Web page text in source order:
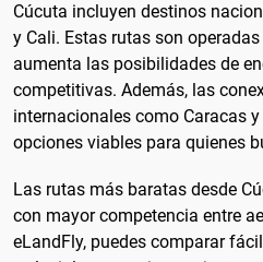
Cúcuta incluyen destinos
y Cali. Estas rutas son
aumenta las posibilidades de
competitivas. Además, las
internacionales como Caracas
opciones viables para quienes
Las rutas más baratas desde
con mayor competencia entre
eLandFly, puedes comparar